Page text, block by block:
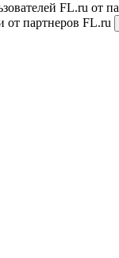
FL.ru от
от партнеров FL.ru